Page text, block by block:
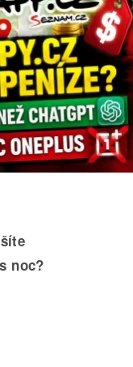
noc?